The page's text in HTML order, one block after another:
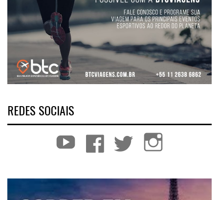
REDES SOCIAIS
YouTube Facebook Twitter